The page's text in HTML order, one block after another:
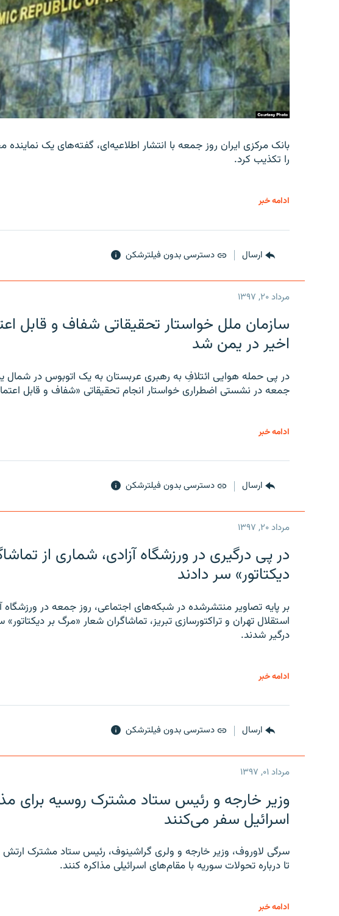
را تکذیب کرد.
ادامه خبر
ارسال دسترسی بدون فیلترشکن
مرداد ۲۰, ۱۳۹۷
سازمان ملل خواستار تحقیقاتی شفاف و قابل
اخیر در یمن شد
در پی حمله هوایی ائتلافِ به رهبری عربستان به یک اتوبوس در
جمعه در نشستی اضطراری خواستار انجام تحقیقاتی «شفاف و قابل
ادامه خبر
ارسال دسترسی بدون فیلترشکن
مرداد ۲۰, ۱۳۹۷
در پی درگیری در ورزشگاه آزادی، شماری از
دیکتاتور» سر دادند
بر پایه تصاویر منتشرشده در شبکه‌های اجتماعی، روز جمعه در ورزشگاه
استقلال تهران و تراکتورسازی تبریز، تماشاگران شعار «مرگ بر دیکتاتور»
درگیر شدند.
ادامه خبر
ارسال دسترسی بدون فیلترشکن
مرداد ۰۱, ۱۳۹۷
وزیر خارجه و رئیس‌ ستاد مشترک روسیه برای
اسرائیل سفر می‌کنند
سرگی لاوروف، وزیر خارجه و ولری گراشینوف، رئیس ستاد مشترک ارتش
تا درباره تحولات سوریه با مقام‌های اسرائیلی مذاکره کنند.
ادامه خبر